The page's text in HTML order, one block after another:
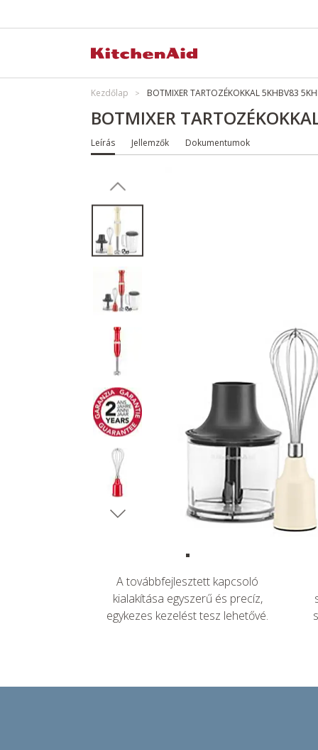
Kezdőlap BOTMIXER TARTOZÉKOKKAL 5KHBV83
BOTMIXER
Leírás Jellemzők Dokumentumok
A továbbfejlesztett kapcsoló
kialakítása egyszerű és precíz,
egykezes kezelést tesz lehetővé.